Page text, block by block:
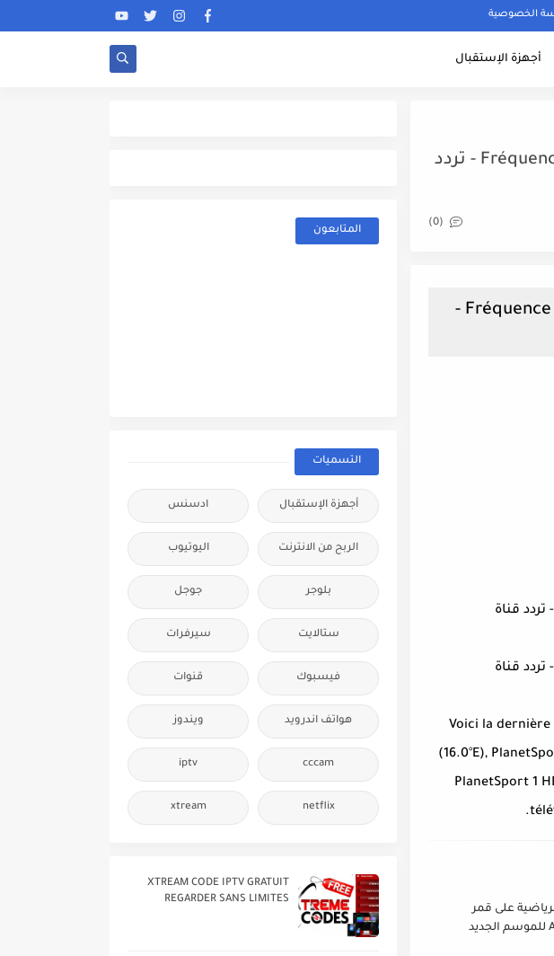
الخصوصية
أجهزة الإستقبال
Fréquence PlanetSport 1 HD Channel Sur Le Satellite Eutelsat 16A (16.0°E) - تردد
(0)
Fréquence PlanetSport 1 HD Channel Sur Le Satellite Eutelsat 16A (16.0°E) -
Voici la dernière
(16.0°E),
PlanetSport 1
على قمر
استرا 19 Astra19 للموسم الجديد
المتابعون
التسميات
أجهزة الإستقبال ادسنس
الربح من الانترنت اليوتيوب
بلوجر جوجل
ستالايت سيرفرات
فيسبوك قنوات
هواتف اندرويد ويندوز
cccam
iptv
netflix
xtream
XTREAM CODE IPTV GRATUIT
REGARDER SANS LIMITES